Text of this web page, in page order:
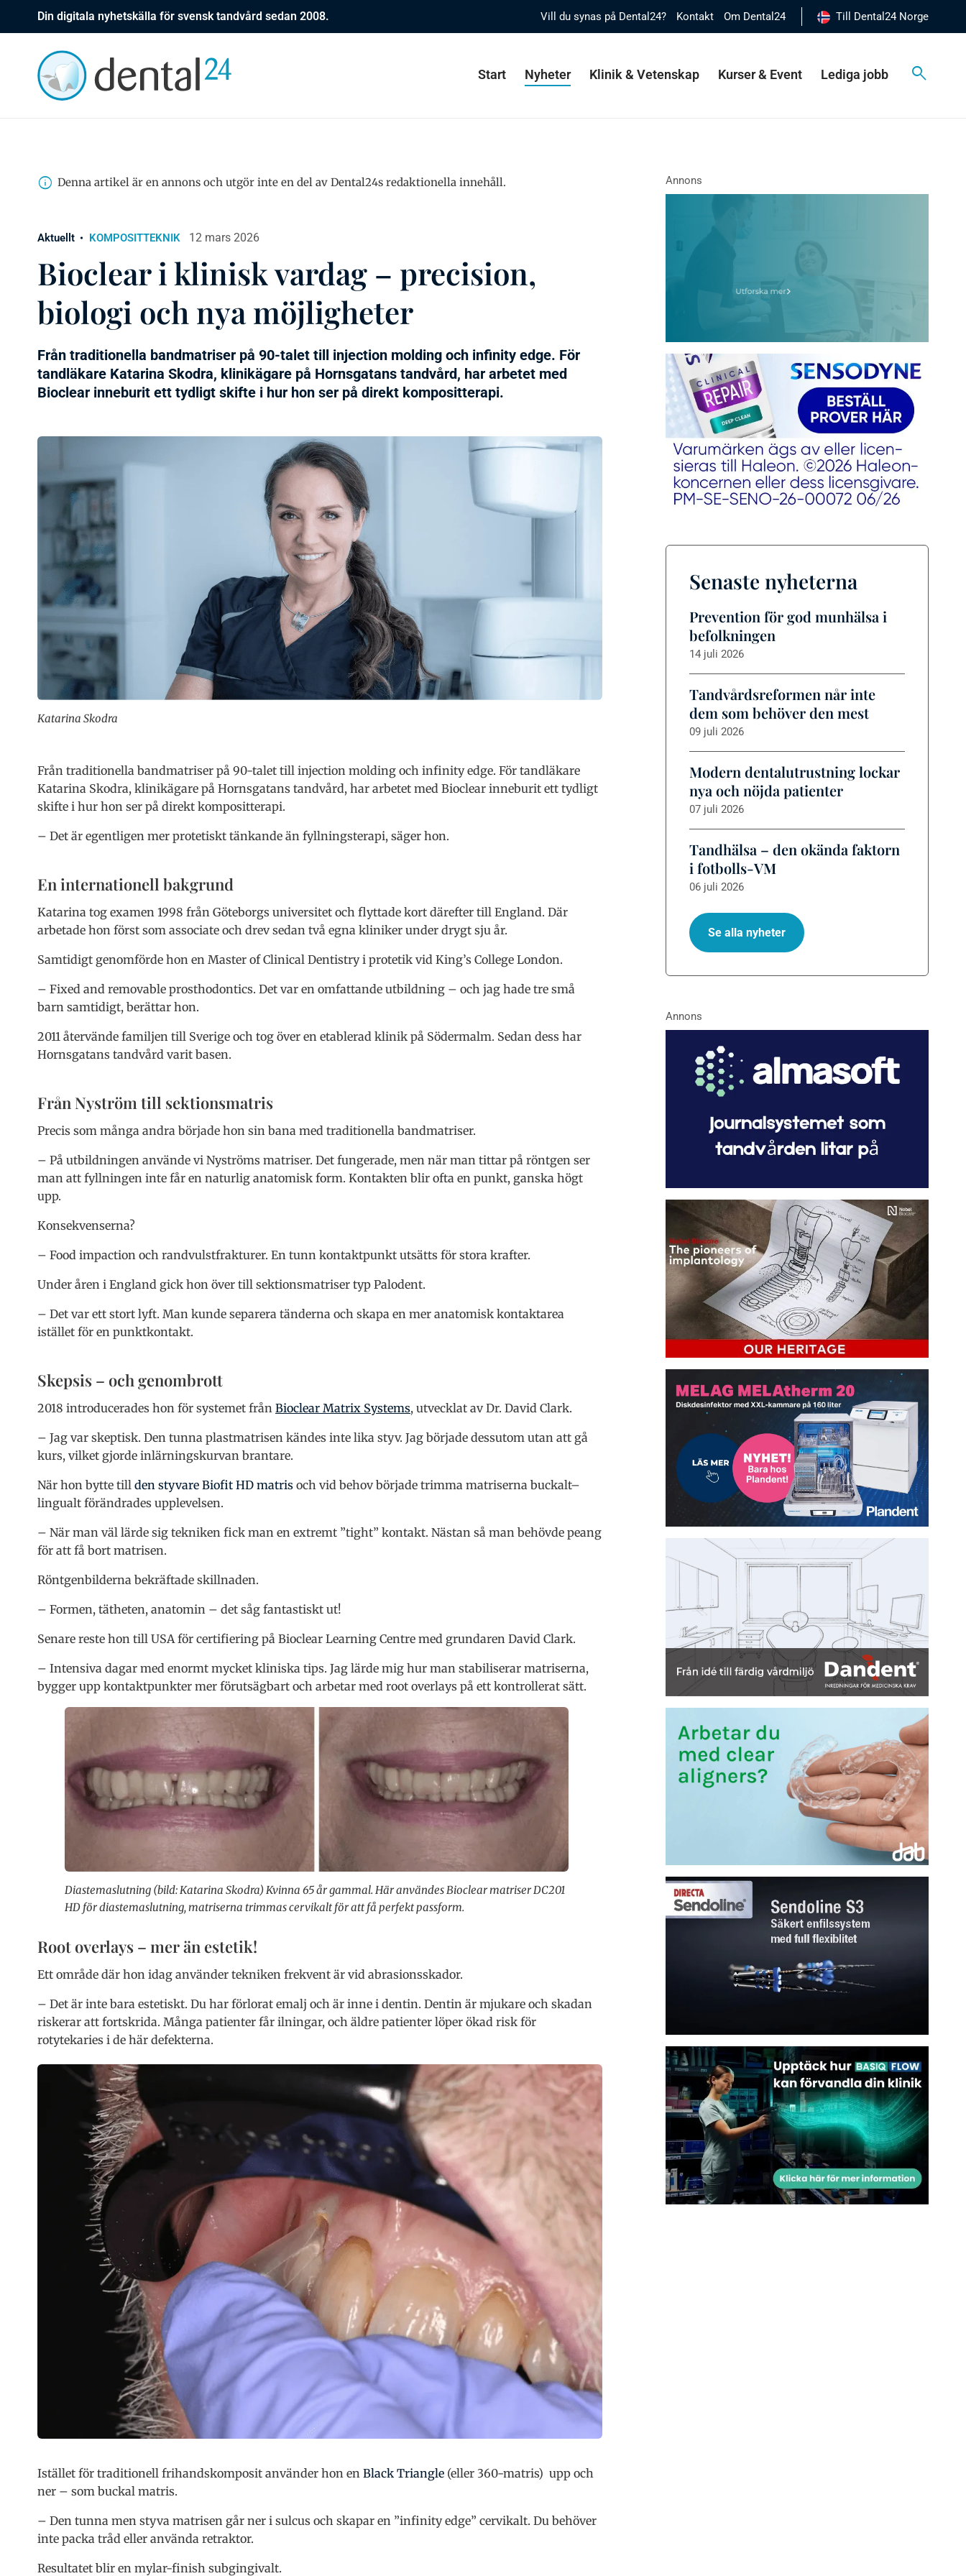
Din digitala nyhetskälla för svensk tandvård sedan 2008. Vill du synas på Dental24? Kontakt Om Dental24 Till Dental24 Norge
Start Nyheter Klinik & Vetenskap Kurser & Event Lediga jobb
Denna artikel är en annons och utgör inte en del av Dental24s redaktionella innehåll.
Aktuellt KOMPOSITTEKNIK 12 mars 2026
Bioclear i klinisk vardag – precision,
biologi och nya möjligheter
Från traditionella bandmatriser på 90-talet till injection molding och infinity edge. För
tandläkare Katarina Skodra, klinikägare på Hornsgatans tandvård, har arbetet med
Bioclear inneburit ett tydligt skifte i hur hon ser på direkt kompositterapi.
Katarina Skodra
Från traditionella bandmatriser på 90-talet till injection molding och infinity edge. För tandläkare
Katarina Skodra, klinikägare på Hornsgatans tandvård, har arbetet med Bioclear inneburit ett tydligt
skifte i hur hon ser på direkt kompositterapi.
– Det är egentligen mer protetiskt tänkande än fyllningsterapi, säger hon.
En internationell bakgrund
Katarina tog examen 1998 från Göteborgs universitet och flyttade kort därefter till England. Där
arbetade hon först som associate och drev sedan två egna kliniker under drygt sju år.
Samtidigt genomförde hon en Master of Clinical Dentistry i protetik vid King’s College London.
– Fixed and removable prosthodontics. Det var en omfattande utbildning – och jag hade tre små
barn samtidigt, berättar hon.
2011 återvände familjen till Sverige och tog över en etablerad klinik på Södermalm. Sedan dess har
Hornsgatans tandvård varit basen.
Från Nyström till sektionsmatris
Precis som många andra började hon sin bana med traditionella bandmatriser.
– På utbildningen använde vi Nyströms matriser. Det fungerade, men när man tittar på röntgen ser
man att fyllningen inte får en naturlig anatomisk form. Kontakten blir ofta en punkt, ganska högt
upp.
Konsekvenserna?
– Food impaction och randvulstfrakturer. En tunn kontaktpunkt utsätts för stora krafter.
Under åren i England gick hon över till sektionsmatriser typ Palodent.
– Det var ett stort lyft. Man kunde separera tänderna och skapa en mer anatomisk kontaktarea
istället för en punktkontakt.
Skepsis – och genombrott
2018 introducerades hon för systemet från Bioclear Matrix Systems, utvecklat av Dr. David Clark.
– Jag var skeptisk. Den tunna plastmatrisen kändes inte lika styv. Jag började dessutom utan att gå
kurs, vilket gjorde inlärningskurvan brantare.
När hon bytte till den styvare Biofit HD matris och vid behov började trimma matriserna buckalt–
lingualt förändrades upplevelsen.
– När man väl lärde sig tekniken fick man en extremt ”tight” kontakt. Nästan så man behövde peang
för att få bort matrisen.
Röntgenbilderna bekräftade skillnaden.
– Formen, tätheten, anatomin – det såg fantastiskt ut!
Senare reste hon till USA för certifiering på Bioclear Learning Centre med grundaren David Clark.
– Intensiva dagar med enormt mycket kliniska tips. Jag lärde mig hur man stabiliserar matriserna,
bygger upp kontaktpunkter mer förutsägbart och arbetar med root overlays på ett kontrollerat sätt.
Diastemaslutning (bild: Katarina Skodra) Kvinna 65 år gammal. Här användes Bioclear matriser DC201
HD för diastemaslutning, matriserna trimmas cervikalt för att få perfekt passform.
Root overlays – mer än estetik!
Ett område där hon idag använder tekniken frekvent är vid abrasionsskador.
– Det är inte bara estetiskt. Du har förlorat emalj och är inne i dentin. Dentin är mjukare och skadan
riskerar att fortskrida. Många patienter får ilningar, och äldre patienter löper ökad risk för
rotytekaries i de här defekterna.
Istället för traditionell frihandskomposit använder hon en Black Triangle (eller 360-matris) upp och
ner – som buckal matris.
– Den tunna men styva matrisen går ner i sulcus och skapar en ”infinity edge” cervikalt. Du behöver
inte packa tråd eller använda retraktor.
Resultatet blir en mylar-finish subgingivalt.
Senaste nyheterna
Prevention för god munhälsa i
befolkningen
14 juli 2026
Tandvårdsreformen når inte
dem som behöver den mest
09 juli 2026
Modern dentalutrustning lockar
nya och nöjda patienter
07 juli 2026
Tandhälsa – den okända faktorn
i fotbolls-VM
06 juli 2026
Se alla nyheter